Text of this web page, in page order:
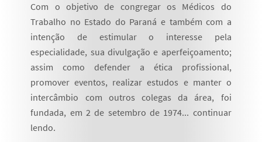
Com o objetivo de congregar os Médicos do
Trabalho no Estado do Paraná e também com a
intenção de estimular o interesse pela
especialidade, sua divulgação e aperfeiçoamento;
assim como defender a ética profissional,
promover eventos, realizar estudos e manter o
intercâmbio com outros colegas da área, foi
fundada, em 2 de setembro de 1974... continuar
lendo.